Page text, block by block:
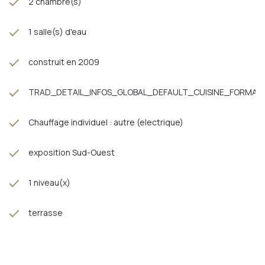
1 salle(s) d'eau
construit en 2009
Chauffage individuel : autre (electrique)
exposition Sud-Ouest
1 niveau(x)
terrasse